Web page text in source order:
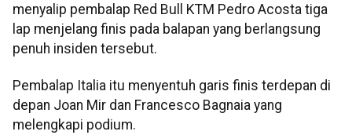
menyalip pembalap Red Bull KTM Pedro Acosta tiga
lap menjelang finis pada balapan yang berlangsung
penuh insiden tersebut.
Pembalap Italia itu menyentuh garis finis terdepan di
depan Joan Mir dan Francesco Bagnaia yang
melengkapi podium.